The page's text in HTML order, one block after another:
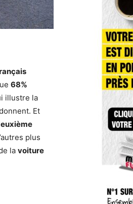
68%
illustre la
Et
plus
la voiture